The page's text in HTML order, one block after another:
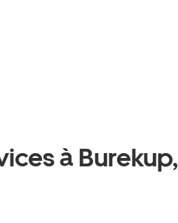
à Burekup,